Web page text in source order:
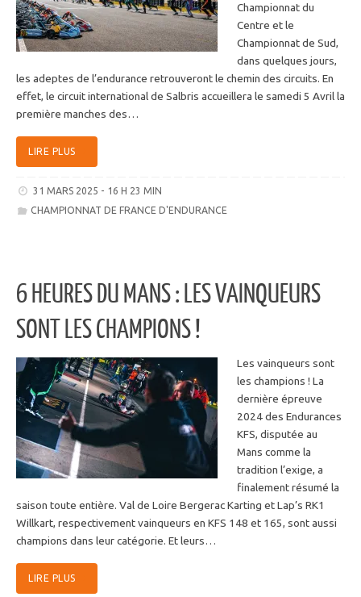
Championnat du
Centre et le
Championnat de Sud,
dans quelques jours,
les adeptes de l’endurance retrouveront le chemin des circuits. En
effet, le circuit international de Salbris accueillera le samedi 5 Avril la
première manches des…
LIRE PLUS
31 MARS 2025 - 16 H 23 MIN
CHAMPIONNAT DE FRANCE D'ENDURANCE
6 HEURES DU MANS : LES VAINQUEURS
SONT LES CHAMPIONS !
Les vainqueurs sont
les champions ! La
dernière épreuve
2024 des Endurances
KFS, disputée au
Mans comme la
tradition l’exige, a
finalement résumé la
saison toute entière. Val de Loire Bergerac Karting et Lap’s RK1
Willkart, respectivement vainqueurs en KFS 148 et 165, sont aussi
champions dans leur catégorie. Et leurs…
LIRE PLUS